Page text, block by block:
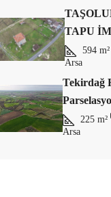
TAPU
594 m²
Arsa
Tekirdağ
225 m²
Arsa